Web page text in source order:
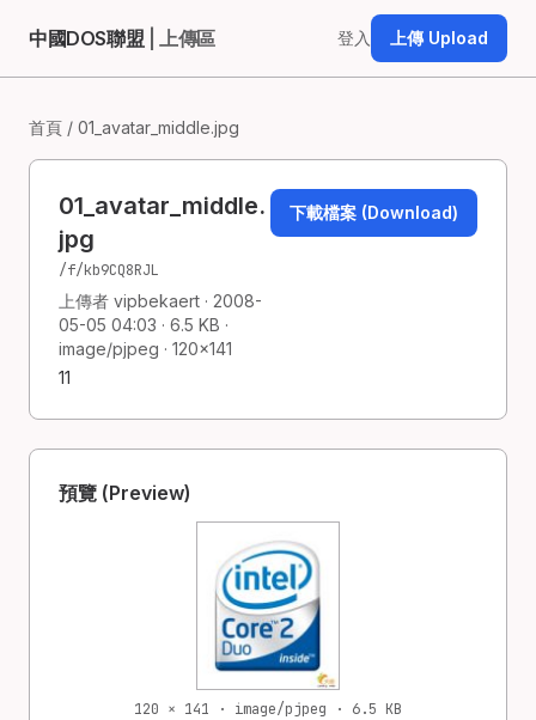
中國DOS聯盟 | 上傳區 登入 上傳 Upload
首頁 / 01_avatar_middle.jpg
01_avatar_middle.
jpg
/f/kb9CQ8RJL
上傳者 vipbekaert · 2008-
05-05 04:03 · 6.5 KB ·
image/pjpeg · 120×141
11
下載檔案 (Download)
預覽 (Preview)
120 × 141 · image/pjpeg · 6.5 KB